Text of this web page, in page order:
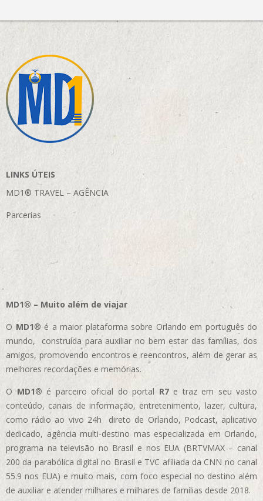
LINKS ÚTEIS
MD1® TRAVEL – AGÊNCIA
Parcerias
MD1® – Muito além de viajar
O MD1® é a maior plataforma sobre Orlando em português do
mundo, construída para auxiliar no bem estar das famílias, dos
amigos, promovendo encontros e reencontros, além de gerar as
melhores recordações e memórias.
OMD1® é parceiro oficial do portal R7e traz em seu vasto
conteúdo, canais de informação, entretenimento, lazer, cultura,
como rádio ao vivo 24h direto de Orlando, Podcast, aplicativo
dedicado, agência multi-destino mas especializada em Orlando,
programa na televisão no Brasil e nos EUA (BRTVMAX – canal
200 da parabólica digital no Brasil e TVC afiliada da CNN no canal
55.9 nos EUA) e muito mais, com foco especial no destino além
de auxiliar e atender milhares e milhares de famílias desde 2018.